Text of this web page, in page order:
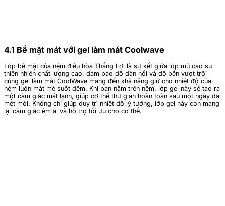
4.1 Bề mặt mát với gel làm mát Coolwave
Lớp bề mặt của nệm điều hòa Thắng Lợi là sự kết giữa lớp mủ cao su
thiên nhiên chất lượng cao, đảm bảo độ đàn hồi và độ bền vượt trội
cùng gel làm mát CoolWave mang đến khả năng giữ cho nhiệt độ của
nệm luôn mát mẻ suốt đêm. Khi bạn nằm trên nệm, lớp gel này sẽ tạo ra
một cảm giác mát lạnh, giúp cơ thể thư giãn hoàn toàn sau một ngày dài
mệt mỏi. Không chỉ giúp duy trì nhiệt độ lý tưởng, lớp gel này còn mang
lại cảm giác êm ái và hỗ trợ tối ưu cho cơ thể.